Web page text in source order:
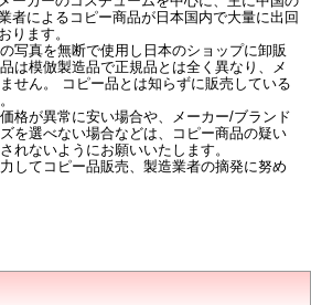
者によるコピー商品が日本国内で大量に出回
ります。
写真を無断で使用し日本のショップに卸販
は模倣製造品で正規品とは全く異なり、メ
せん。 コピー品とは知らずに販売している
格が異常に安い場合や、メーカー/ブランド
を選べない場合などは、コピー商品の疑い
れないようにお願いいたします。
してコピー品販売、製造業者の摘発に努め